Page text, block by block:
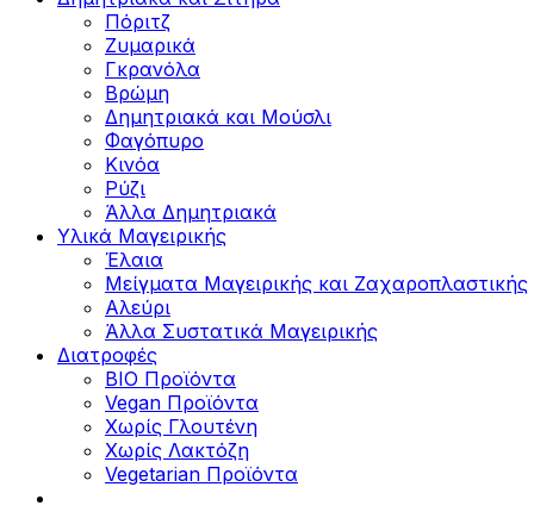
Πόριτζ
Ζυμαρικά
Γκρανόλα
Βρώμη
Δημητριακά και Μούσλι
Φαγόπυρο
Κινόα
Ρύζι
Άλλα Δημητριακά
Υλικά Μαγειρικής
Έλαια
Μείγματα Μαγειρικής και Ζαχαροπλαστικής
Αλεύρι
Άλλα Συστατικά Μαγειρικής
Διατροφές
BIO Προϊόντα
Vegan Προϊόντα
Χωρίς Γλουτένη
Χωρίς Λακτόζη
Vegetarian Προϊόντα